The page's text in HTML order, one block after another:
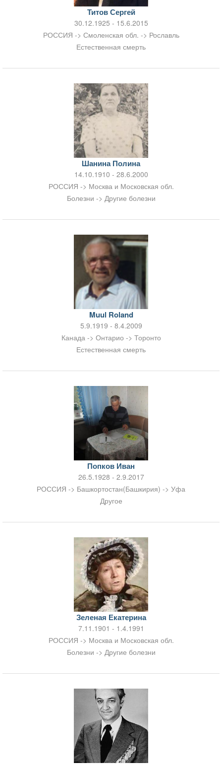
Титов Сергей
30.12.1925 - 15.6.2015
РОССИЯ -> Смоленская обл. -> Рославль
Естественная смерть
Шанина Полина
14.10.1910 - 28.6.2000
РОССИЯ -> Москва и Московская обл.
Болезни -> Другие болезни
Muul Roland
5.9.1919 - 8.4.2009
Канада -> Онтарио -> Торонто
Естественная смерть
Попков Иван
26.5.1928 - 2.9.2017
РОССИЯ -> Башкортостан(Башкирия) -> Уфа
Другое
Зеленая Екатерина
7.11.1901 - 1.4.1991
РОССИЯ -> Москва и Московская обл.
Болезни -> Другие болезни